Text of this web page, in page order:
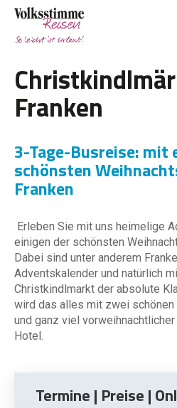
Franken
3-Tage-Busreise: mit
schönsten
Franken
Erleben Sie mit uns heimelige
einigen der schönsten
Dabei sind unter anderem
Adventskalender und natürlich
Christkindlmarkt der absolute
wird das alles mit zwei
und ganz viel
Hotel.
Termine | Preise |